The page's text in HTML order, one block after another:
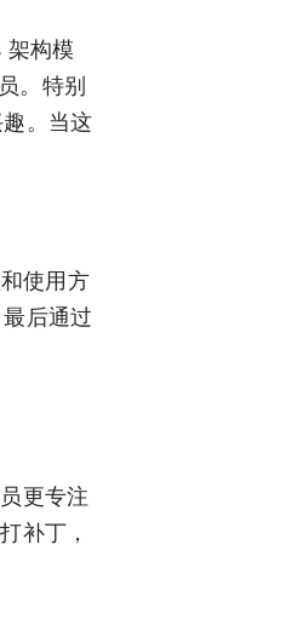
架构模
。特别
。当这
使用方
后通过
更专注
补丁，